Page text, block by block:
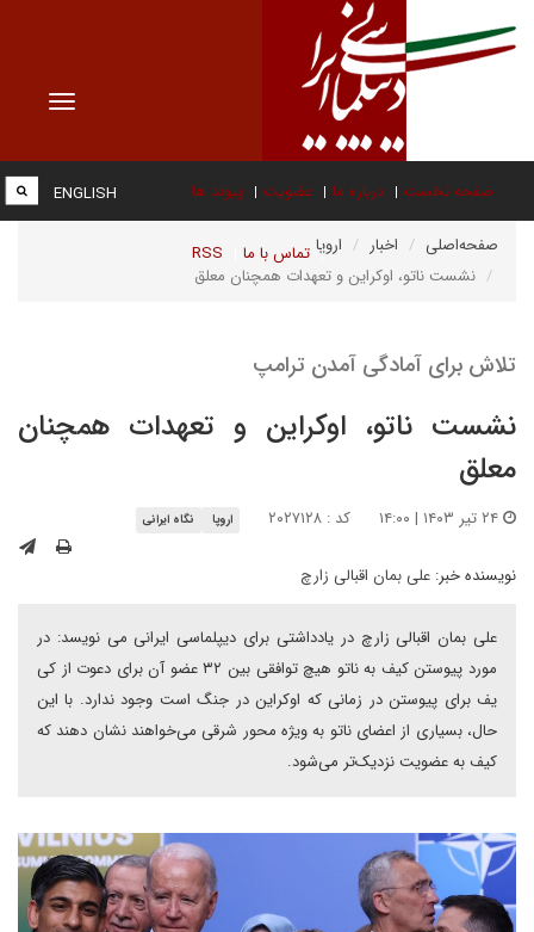
Toggle
صفحه نخست درباره ما عضویت پیوند ها
تماس با ما RSS
ENGLISH
صفحه‌اصلی اخبار
اروپا
نشست ناتو، اوکراین و تعهدات همچنان معلق
تلاش برای آمادگی آمدن ترامپ
نشست ناتو، اوکراین و تعهدات همچنان
معلق
کد : ۲۰۲۷۱۲۸ اروپا نگاه ایرانی
نویسنده خبر: علی بمان اقبالی زارچ
علی بمان اقبالی زارچ در یادداشتی برای دیپلماسی ایرانی می نویسد: در
مورد پیوستن کیف به ناتو هیچ توافقی بین ۳۲ عضو آن برای دعوت از کی
یف برای پیوستن در زمانی که اوکراین در جنگ است وجود ندارد. با این
حال، بسیاری از اعضای ناتو به ویژه محور شرقی می‌خواهند نشان دهند که
کیف به عضویت نزدیک‌تر می‌شود.